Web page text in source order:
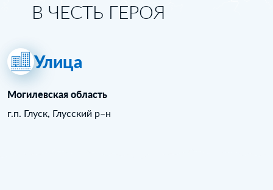
В ЧЕСТЬ ГЕРОЯ
Улица
Могилевская область
г.п. Глуск, Глусский р–н